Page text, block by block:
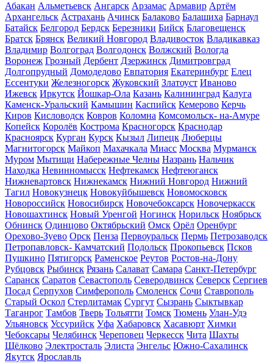
Абакан Альметьевск Ангарск Арзамас Армавир Артём
Архангельск Астрахань Ачинск Балаково Балашиха Барнаул
Батайск Белгород Бердск Березники Бийск Благовещенск
Братск Брянск Великий Новгород Владивосток Владикавказ
Владимир Волгоград Волгодонск Волжский Вологда
Воронеж Грозный Дербент Дзержинск Димитровград
Долгопрудный Домодедово Евпатория Екатеринбург Елец
Ессентуки Железногорск Жуковский Златоуст Иваново
Ижевск Иркутск Йошкар-Ола Казань Калининград Калуга
Каменск-Уральский Камышин Каспийск Кемерово Керчь
Киров Кисловодск Ковров Коломна Комсомольск- на-Амуре
Копейск Королёв Кострома Красногорск Краснодар
Красноярск Курган Курск Кызыл Липецк Люберцы
Магнитогорск Майкоп Махачкала Миасс Москва Мурманск
Муром Мытищи Набережные Челны Назрань Нальчик
Находка Невинномысск Нефтекамск Нефтеюганск
Нижневартовск Нижнекамск Нижний Новгород Нижний
Тагил Новокузнецк Новокуйбышевск Новомосковск
Новороссийск Новосибирск Новочебоксарск Новочеркасск
Новошахтинск Новый Уренгой Ногинск Норильск Ноябрьск
Обнинск Одинцово Октябрьский Омск Орёл Оренбург
Орехово-Зуево Орск Пенза Первоуральск Пермь Петрозаводск
Петропавловск- Камчатский Подольск Прокопьевск Псков
Пушкино Пятигорск Раменское Реутов Ростов-на-Дону
Рубцовск Рыбинск Рязань Салават Самара Санкт-Петербург
Саранск Саратов Севастополь Северодвинск Северск Сергиев
Посад Серпухов Симферополь Смоленск Сочи Ставрополь
Старый Оскол Стерлитамак Сургут Сызрань Сыктывкар
Таганрог Тамбов Тверь Тольятти Томск Тюмень Улан-Удэ
Ульяновск Уссурийск Уфа Хабаровск Хасавюрт Химки
Чебоксары Челябинск Череповец Черкесск Чита Шахты
Щёлково Электросталь Элиста Энгельс Южно-Сахалинск
Якутск Ярославль